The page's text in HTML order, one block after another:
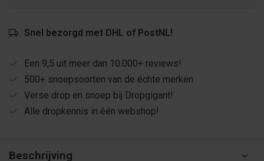
Snel bezorgd met DHL of PostNL!
Een 9,5 uit meer dan 10.000+ reviews!
500+ snoepsoorten van de échte merken
Verse drop en snoep bij Dropgigant!
Alle dropkennis in één webshop!
Beschrijving